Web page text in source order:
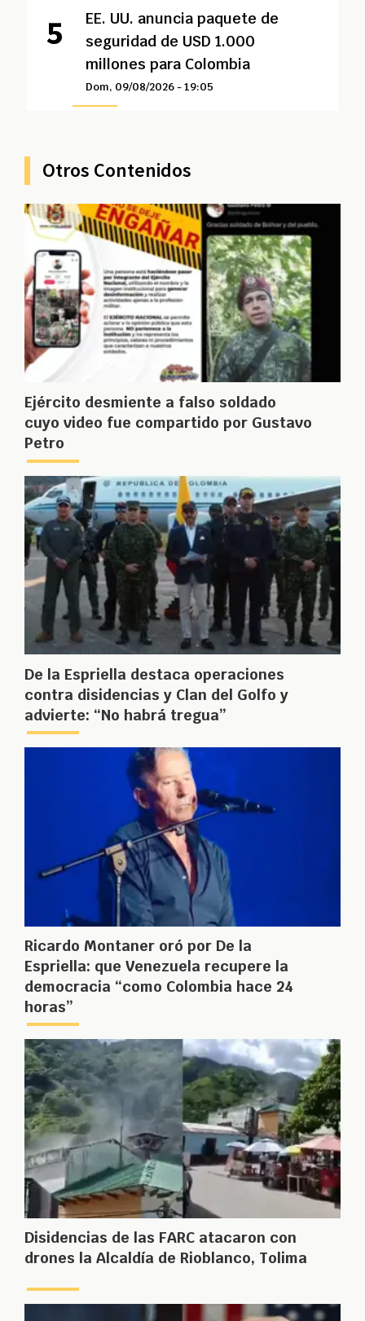
EE. UU. anuncia paquete de
seguridad de USD 1.000
millones para Colombia
Dom, 09/08/2026 - 19:05
Otros Contenidos
Ejército desmiente a falso soldado
cuyo video fue compartido por Gustavo
Petro
De la Espriella destaca operaciones
contra disidencias y Clan del Golfo y
advierte: “No habrá tregua”
Ricardo Montaner oró por De la
Espriella: que Venezuela recupere la
democracia “como Colombia hace 24
horas”
Disidencias de las FARC atacaron con
drones la Alcaldía de Rioblanco, Tolima